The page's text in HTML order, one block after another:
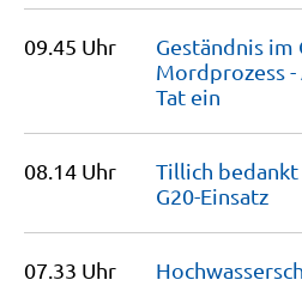
09.45 Uhr
Geständnis
Mordprozess
Tat ein
08.14 Uhr
Tillich
G20-Einsatz
07.33 Uhr